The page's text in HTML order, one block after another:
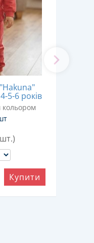
5-6 років
кольором
Купити